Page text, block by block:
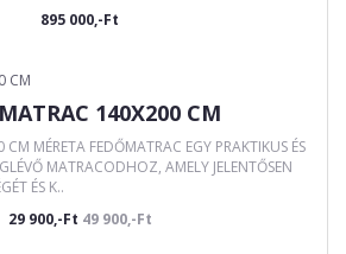
895 000,-Ft
140X200 CM
MÉRETA FEDŐMATRAC EGY PRAKTIKUS ÉS
MATRACODHOZ, AMELY JELENTŐSEN
ÉS K..
29 900,-Ft 49 900,-Ft